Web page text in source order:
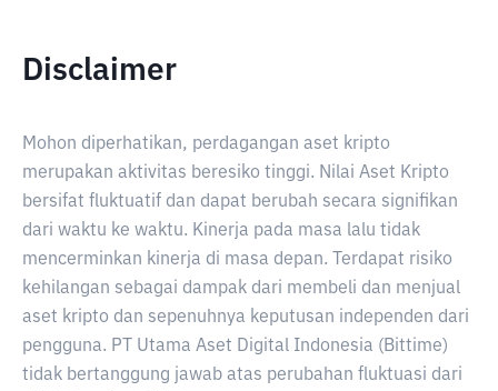
Disclaimer
Mohon diperhatikan, perdagangan aset kripto
merupakan aktivitas beresiko tinggi. Nilai Aset Kripto
bersifat fluktuatif dan dapat berubah secara signifikan
dari waktu ke waktu. Kinerja pada masa lalu tidak
mencerminkan kinerja di masa depan. Terdapat risiko
kehilangan sebagai dampak dari membeli dan menjual
aset kripto dan sepenuhnya keputusan independen dari
pengguna. PT Utama Aset Digital Indonesia (Bittime)
tidak bertanggung jawab atas perubahan fluktuasi dari